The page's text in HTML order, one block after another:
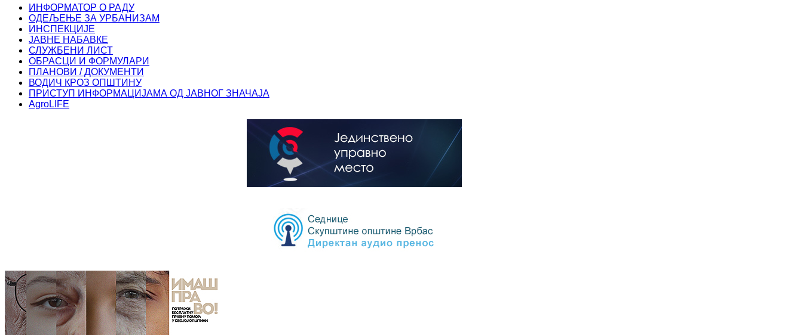
ИНФОРМАТОР О РАДУ
ОДЕЉЕЊЕ ЗА УРБАНИЗАМ
ИНСПЕКЦИЈЕ
ЈАВНЕ НАБАВКЕ
СЛУЖБЕНИ ЛИСТ
ОБРАСЦИ И ФОРМУЛАРИ
ПЛАНОВИ / ДОКУМЕНТИ
ВОДИЧ КРОЗ ОПШТИНУ
ПРИСТУП ИНФОРМАЦИЈАМА ОД ЈАВНОГ ЗНАЧАЈА
AgroLIFE